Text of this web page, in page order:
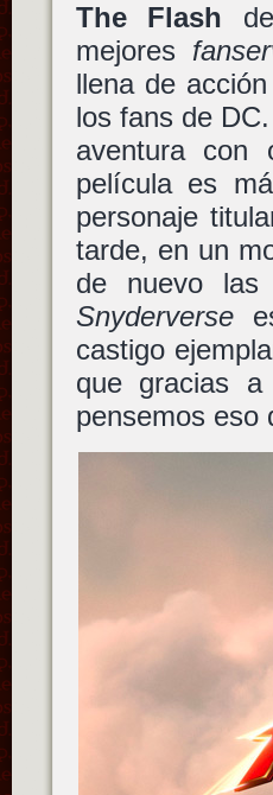
The Flash
mejores
llena de
los fans de
aventura con
película es
personaje
tarde, en un
de nuevo
Snyderverse
castigo
que gracias
pensemos eso